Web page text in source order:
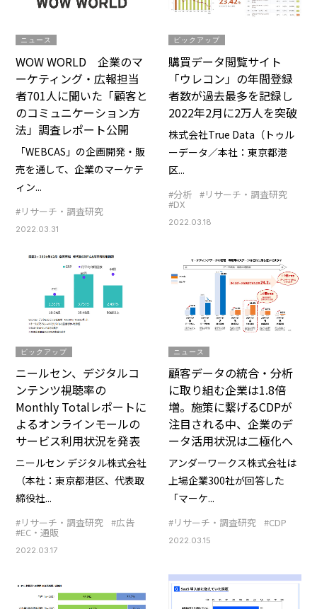
ニュース
WOW WORLD 企業のマ
ーケティング・広報担当
者701人に聞いた「顧客と
のコミュニケーション方
法」調査レポート公開
「WEBCAS」の企画開発・販
売を通して、企業のマーケテ
ィン...
#リサーチ・調査研究
2022.03.31
ピックアップ
購買データ閲覧サイト
「ウレコン」の年間登録
者数が過去最多を記録し
2022年2月に2万人を突破
株式会社True Data（トゥル
ーデータ／本社：東京都港
区...
#分析 #リサーチ・調査研究
#DX
2022.03.18
ピックアップ
ニールセン、デジタルコ
ンテンツ視聴率の
Monthly Totalレポートに
よるオンラインモールの
サービス利用状況を発表
ニールセン デジタル株式会社
（本社：東京都港区、代表取
締役社...
#リサーチ・調査研究 #広告
#EC・通販
2022.03.17
ニュース
顧客データの統合・分析
に取り組む企業は1.8倍
増。施策に繋げるCDPが
注目される中、企業のデ
ータ活用状況は二極化へ
アンダーワークス株式会社は
上場企業300社が回答した
「マーケ...
#リサーチ・調査研究 #CDP
2022.03.15